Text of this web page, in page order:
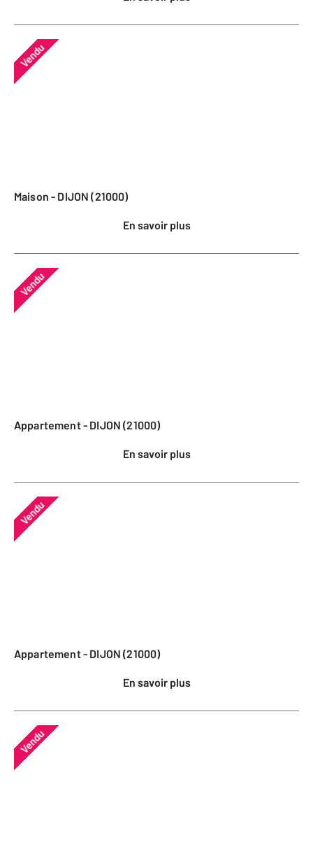
Vendu
Maison - DIJON (21000)
En savoir plus
Vendu
Appartement - DIJON (21000)
En savoir plus
Vendu
Appartement - DIJON (21000)
En savoir plus
Vendu